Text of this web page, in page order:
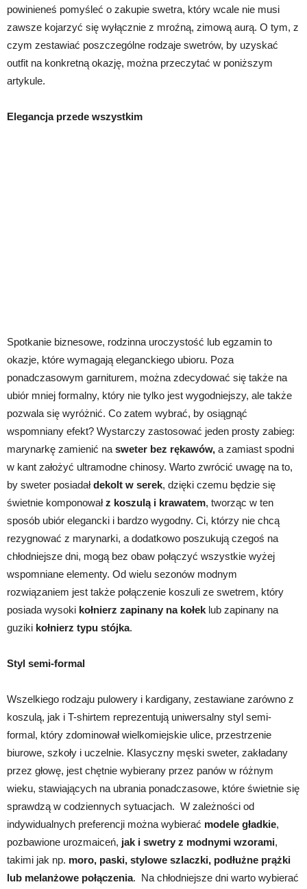
powinieneś pomyśleć o zakupie swetra, który wcale nie musi
zawsze kojarzyć się wyłącznie z mroźną, zimową aurą. O tym, z
czym zestawiać poszczególne rodzaje swetrów, by uzyskać
outfit na konkretną okazję, można przeczytać w poniższym
artykule.
Elegancja przede wszystkim
Spotkanie biznesowe, rodzinna uroczystość lub egzamin to
okazje, które wymagają eleganckiego ubioru. Poza
ponadczasowym garniturem, można zdecydować się także na
ubiór mniej formalny, który nie tylko jest wygodniejszy, ale także
pozwala się wyróżnić. Co zatem wybrać, by osiągnąć
wspomniany efekt? Wystarczy zastosować jeden prosty zabieg:
marynarkę zamienić na sweter bez rękawów, a zamiast spodni
w kant założyć ultramodne chinosy. Warto zwrócić uwagę na to,
by sweter posiadałdekolt w serek, dzięki czemu będzie się
świetnie komponowałz koszulą i krawatem, tworząc w ten
sposób ubiór elegancki i bardzo wygodny. Ci, którzy nie chcą
rezygnować z marynarki, a dodatkowo poszukują czegoś na
chłodniejsze dni, mogą bez obaw połączyć wszystkie wyżej
wspomniane elementy. Od wielu sezonów modnym
rozwiązaniem jest także połączenie koszuli ze swetrem, który
posiada wysoki kołnierz zapinany na kołek lub zapinany na
guziki kołnierz typu stójka.
Styl semi-formal
Wszelkiego rodzaju pulowery i kardigany, zestawiane zarówno z
koszulą, jak i T-shirtem reprezentują uniwersalny styl semi-
formal, który zdominował wielkomiejskie ulice, przestrzenie
biurowe, szkoły i uczelnie. Klasyczny męski sweter, zakładany
przez głowę, jest chętnie wybierany przez panów w różnym
wieku, stawiających na ubrania ponadczasowe, które świetnie się
sprawdzą w codziennych sytuacjach. W zależności od
indywidualnych preferencji można wybierać modele gładkie,
pozbawione urozmaiceń, jak i swetry z modnymi wzorami,
takimi jak np. moro, paski, stylowe szlaczki, podłużne prążki
lub melanżowe połączenia. Na chłodniejsze dni warto wybierać